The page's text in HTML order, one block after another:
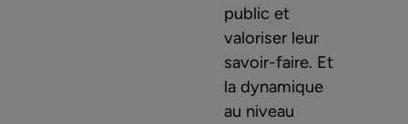
public et
valoriser leur
savoir-faire. Et
la dynamique
au niveau